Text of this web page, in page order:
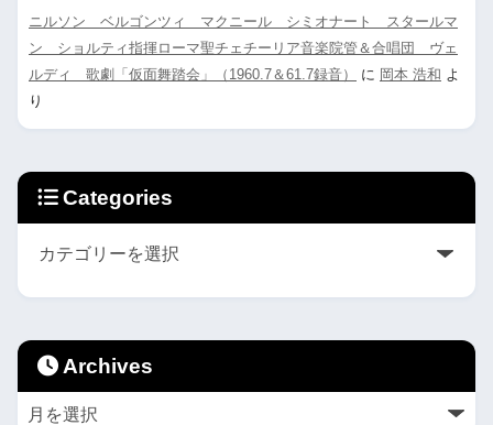
ニルソン ベルゴンツィ マクニール シミオナート スタールマ
ン ショルティ指揮ローマ聖チェチーリア音楽院管＆合唱団 ヴェ
ルディ 歌劇「仮面舞踏会」（1960.7＆61.7録音）
に 岡本 浩和 よ
り
Categories
Archives